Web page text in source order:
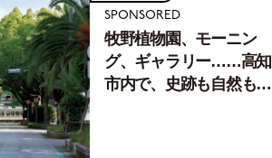
SPONSORED
牧野植物園、モーニン
グ、ギャラリー……高知
市内で、史跡も自然もグ